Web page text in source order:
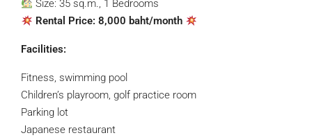
Size: 35 sq.m., 1 Bedrooms
Rental Price: 8,000 baht/month
Facilities:
Fitness, swimming pool
Children’s playroom, golf practice room
Parking lot
Japanese restaurant